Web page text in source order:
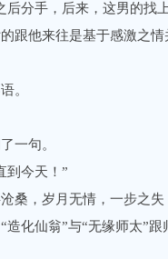
分手，后来，这男的找
跟他来往是基于感激之
。
一句。
今天！”
，岁月无情，一步之失
化仙翁”与“无缘师太”跟